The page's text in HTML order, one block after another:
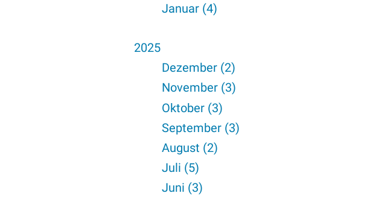
Januar (4)
2025
Dezember (2)
November (3)
Oktober (3)
September (3)
August (2)
Juli (5)
Juni (3)